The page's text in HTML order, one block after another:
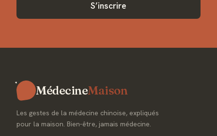
S’inscrire
MédecineMaison
Les gestes de la médecine chinoise, expliqués
pour la maison. Bien-être, jamais médecine.